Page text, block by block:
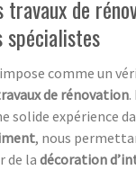
travaux de
spécialistes
comme un
de rénovation.
solide expérience
, nous
de la décoration